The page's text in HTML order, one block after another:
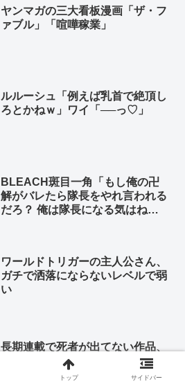
ヤンマガの三大看板漫画「ザ・フ
ァブル」「喧嘩稼業」
ルルーシュ「例えば乳首で絶頂し
ろとかねｗ」ワイ「──っ♡」
BLEACH斑目一角「もし俺の卍
解がバレたら隊長をやれ言われる
だろ？ 俺は隊長になる気はね
ワールドトリガーの主人公さん、
ガチで洒落にならないレベルで弱
い
長期連載で死者が出てない作品、
料理漫画以外ない
トップ サイドバー